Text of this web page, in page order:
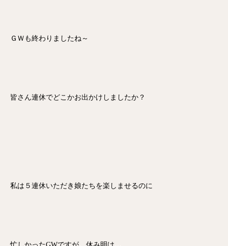
ＧＷも終わりましたね～
皆さん連休でどこかお出かけしましたか？
私は５連休いただき娘たちを楽しませるのに